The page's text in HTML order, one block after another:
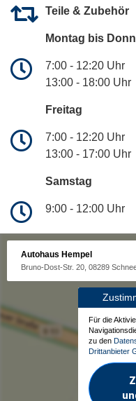
Teile & Zubehör
Montag bis
7:00 - 12:20 Uhr
13:00 - 18:00 Uhr
Freitag
7:00 - 12:20 Uhr
13:00 - 17:00 Uhr
Samstag
9:00 - 12:00 Uhr
Autohaus Hempel
Bruno-Dost-Str. 20, 08289
Für die
zu den
Drittanbieter